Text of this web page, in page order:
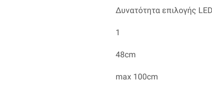
Δυνατότητα επιλογής
1
48cm
max 100cm